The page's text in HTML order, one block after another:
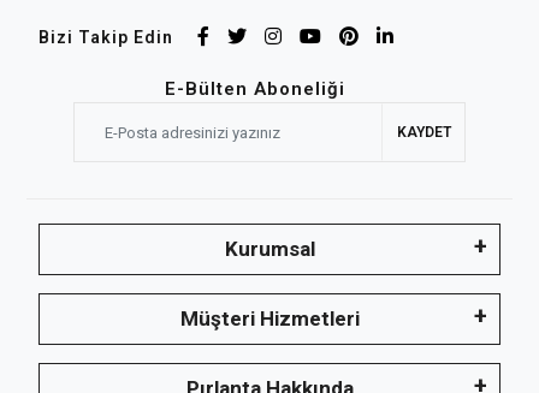
Bizi Takip Edin
E-Bülten Aboneliği
KAYDET
Kurumsal
Müşteri Hizmetleri
Pırlanta Hakkında